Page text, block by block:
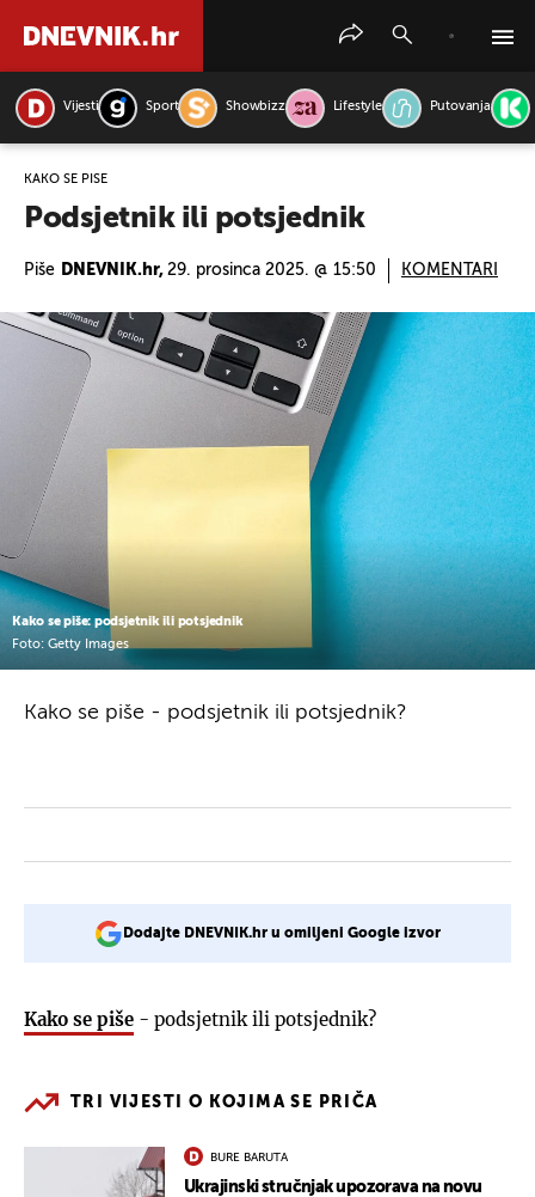
Vijesti Sport Showbizz Lifestyle Putovanja
KAKO SE PIŠE
Podsjetnik ili potsjednik
Piše DNEVNIK.hr, 29. prosinca 2025. @ 15:50 KOMENTARI
Kako se piše: podsjetnik ili potsjednik
Foto: Getty Images
Kako se piše - podsjetnik ili potsjednik?
Dodajte DNEVNIK.hr u omiljeni Google izvor
Kako se piše - podsjetnik ili potsjednik?
TRI VIJESTI O KOJIMA SE PRIČA
BURE BARUTA
Ukrajinski stručnjak upozorava na novu
PRETRAŽITE VIJESTI